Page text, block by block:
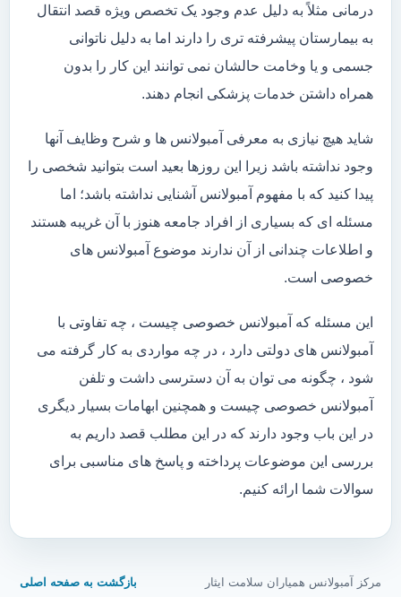
درمانی مثلاً به دلیل عدم وجود یک تخصص ویژه قصد انتقال
به بیمارستان پیشرفته تری را دارند اما به دلیل ناتوانی
جسمی و یا وخامت حالشان نمی توانند این کار را بدون
همراه داشتن خدمات پزشکی انجام دهند.
شاید هیچ نیازی به معرفی آمبولانس ها و شرح وظایف آنها
وجود نداشته باشد زیرا این روزها بعید است بتوانید شخصی را
پیدا کنید که با مفهوم آمبولانس آشنایی نداشته باشد؛ اما
مسئله ای که بسیاری از افراد جامعه هنوز با آن غریبه هستند
و اطلاعات چندانی از آن ندارند موضوع آمبولانس های
خصوصی است.
این مسئله که آمبولانس خصوصی چیست ، چه تفاوتی با
آمبولانس های دولتی دارد ، در چه مواردی به کار گرفته می
شود ، چگونه می توان به آن دسترسی داشت و تلفن
آمبولانس خصوصی چیست و همچنین ابهامات بسیار دیگری
در این باب وجود دارند که در این مطلب قصد داریم به
بررسی این موضوعات پرداخته و پاسخ های مناسبی برای
سوالات شما ارائه کنیم.
مرکز آمبولانس همیاران سلامت ایثار بازگشت به صفحه اصلی